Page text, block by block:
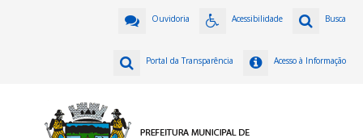
Busca
Acessibilidade
Ouvidoria
Acesso à Informação
Portal da Transparência